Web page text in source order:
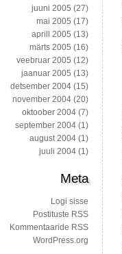
juuni 2005 (27)
mai 2005 (17)
aprill 2005 (13)
märts 2005 (16)
veebruar 2005 (12)
jaanuar 2005 (13)
detsember 2004 (15)
november 2004 (20)
oktoober 2004 (7)
september 2004 (1)
august 2004 (1)
juuli 2004 (1)
Meta
Logi sisse
Postituste RSS
Kommentaaride RSS
WordPress.org